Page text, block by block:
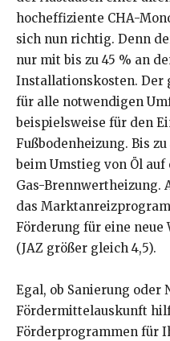
hocheffiziente CHA-
sich nun richtig. Denn
nur mit bis zu 45 % an
Installationskosten. Der
für alle notwendigen
beispielsweise für den
Fußbodenheizung. Bis
beim Umstieg von Öl
Gas-Brennwertheizung.
das
Förderung für eine neue
(JAZ größer gleich 4,5).
Egal, ob Sanierung oder
Fördermittelauskunft
Förderprogrammen für